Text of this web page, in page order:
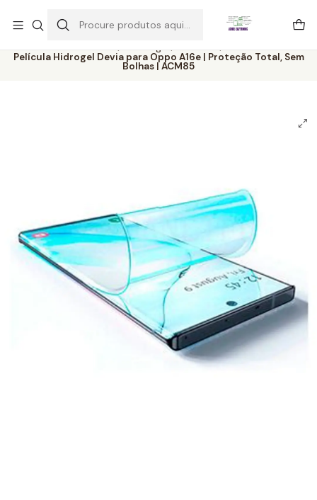
Início Catálogo
Películas
Película Hidrogel Devia para Oppo A16e | Proteção Total, Sem
Bolhas | ACM85